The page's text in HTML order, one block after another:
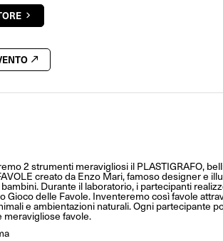
2 strumenti meravigliosi il PLASTIGRAFO,
creato da Enzo Mari, famoso designer e
Durante il laboratorio, i partecipanti
Gioco delle Favole. Inventeremo così favole
e ambientazioni naturali. Ogni partecipante
meravigliose favole.